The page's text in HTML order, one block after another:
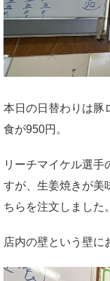
本日の日替わりは豚
食が950円。
リーチマイケル選手
すが、生姜焼きが美
ちらを注文しました。
店内の壁という壁に